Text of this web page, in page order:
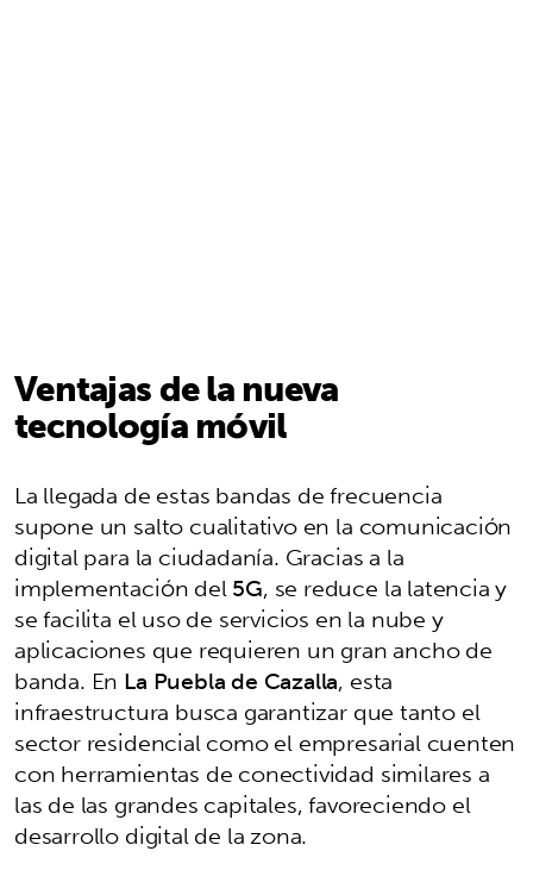
Ventajas de la nueva
tecnología móvil
La llegada de estas bandas de frecuencia
supone un salto cualitativo en la comunicación
digital para la ciudadanía. Gracias a la
implementación del5G, se reduce la latencia y
se facilita el uso de servicios en la nube y
aplicaciones que requieren un gran ancho de
banda. En La Puebla de Cazalla, esta
infraestructura busca garantizar que tanto el
sector residencial como el empresarial cuenten
con herramientas de conectividad similares a
las de las grandes capitales, favoreciendo el
desarrollo digital de la zona.